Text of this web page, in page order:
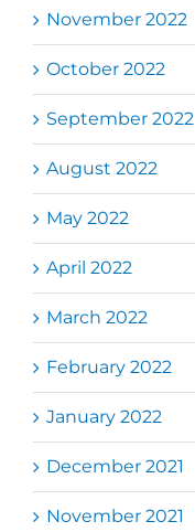
November 2022
October 2022
September 2022
August 2022
May 2022
April 2022
March 2022
February 2022
January 2022
December 2021
November 2021